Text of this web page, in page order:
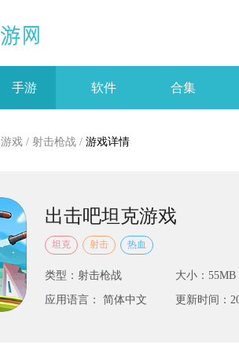
手游 软件 合集
游戏 / 射击枪战 / 游戏详情
出击吧坦克游戏
坦克 射击 热血
类型：射击枪战 大小：55MB
应用语言： 简体中文 更新时间：